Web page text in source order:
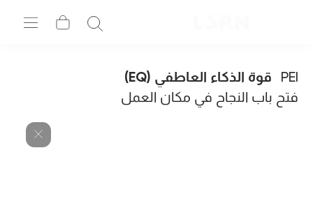
PEI قوة الذكاء العاطفي (EQ)
فتح باب النجاح في مكان العمل